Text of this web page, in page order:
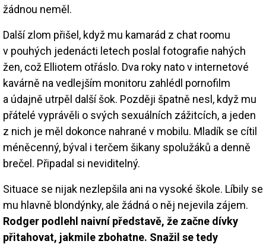
žádnou neměl.
Další zlom přišel, když mu kamarád z chat roomu
v pouhých jedenácti letech poslal fotografie nahých
žen, což Elliotem otřáslo. Dva roky nato v internetové
kavárně na vedlejším monitoru zahlédl pornofilm
a údajně utrpěl další šok. Později špatně nesl, když mu
přátelé vyprávěli o svých sexuálních zážitcích, a jeden
z nich je měl dokonce nahrané v mobilu. Mladík se cítil
méněcenný, býval i terčem šikany spolužáků a denně
brečel. Připadal si neviditelný.
Situace se nijak nezlepšila ani na vysoké škole. Líbily se
mu hlavně blondýnky, ale žádná o něj nejevila zájem.
Rodger podlehl naivní představě, že začne dívky
přitahovat, jakmile zbohatne. Snažil se tedy